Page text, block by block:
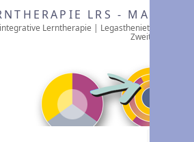
LRS - MARIE
Lerntherapie | Legasthenietherapie |
Zweitsprache